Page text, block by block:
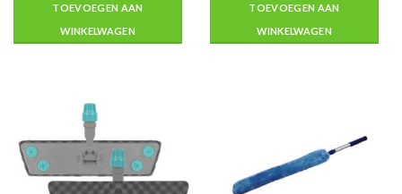
TOEVOEGEN AAN
WINKELWAGEN
TOEVOEGEN AAN
WINKELWAGEN